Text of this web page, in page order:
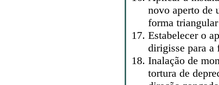
novo aperto de
forma
Estabelecer o
dirigisse para a
Inalação de
tortura de